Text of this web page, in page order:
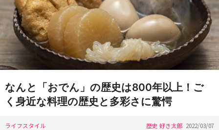
なんと「おでん」の歴史は800年以上！ご
く身近な料理の歴史と多彩さに驚愕
ライフスタイル 歴史 好き太郎 2022/03/07